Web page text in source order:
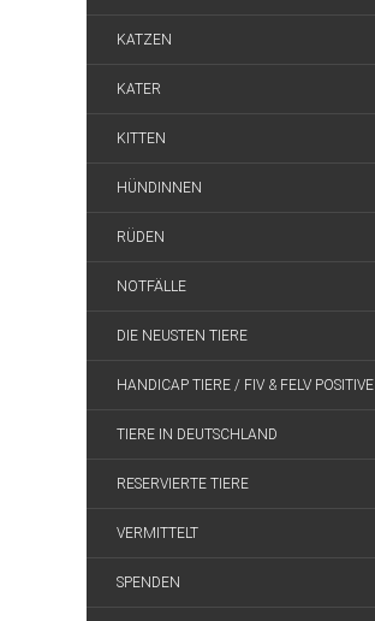
KATZEN
KATER
KITTEN
HÜNDINNEN
RÜDEN
NOTFÄLLE
DIE NEUSTEN TIERE
HANDICAP TIERE / FIV & FELV POSITIVE
TIERE IN DEUTSCHLAND
RESERVIERTE TIERE
VERMITTELT
SPENDEN